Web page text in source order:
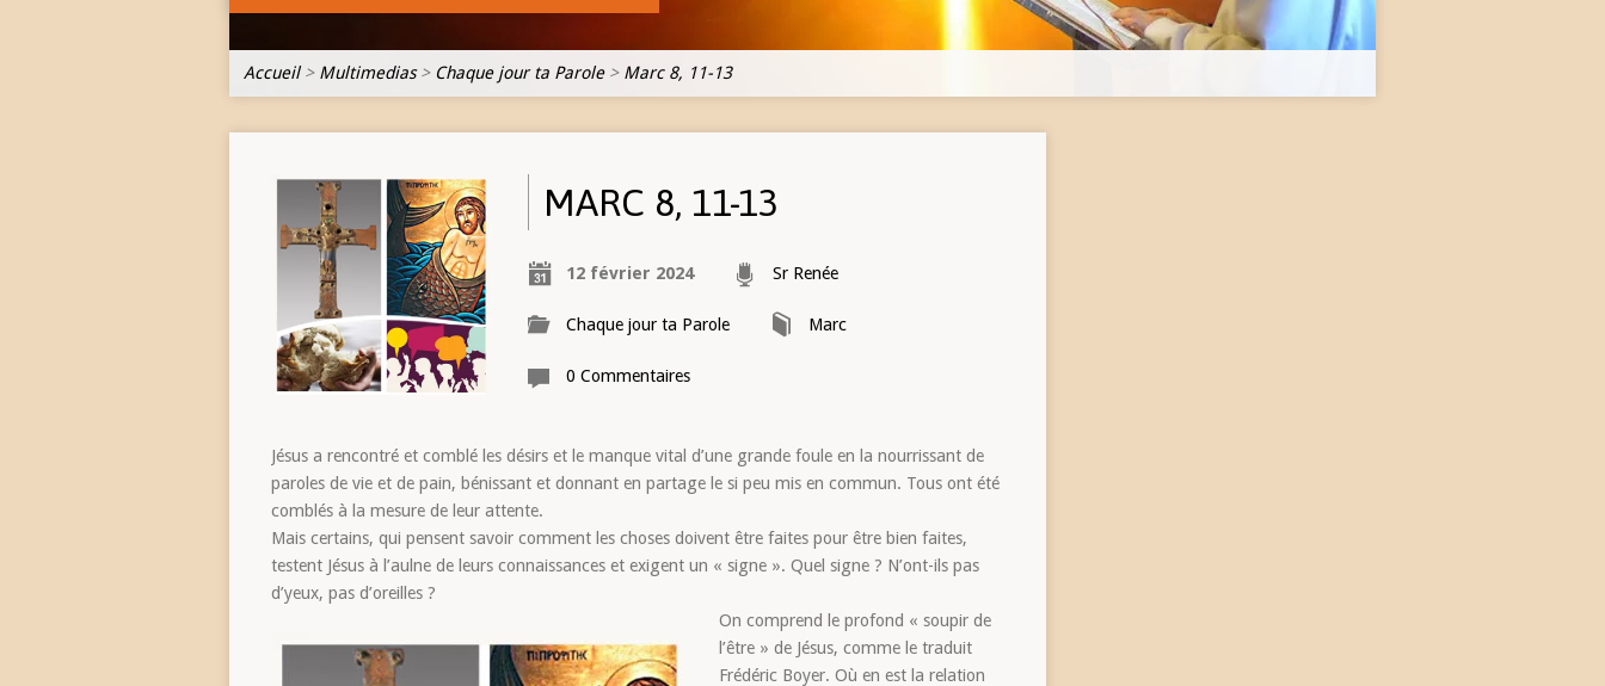
Accueil> Multimedias> Chaque jour ta Parole> Marc 8, 11-13
MARC 8, 11-13
12 février 2024 Sr Renée
Chaque jour ta Parole Marc
0 Commentaires
Jésus a rencontré et comblé les désirs et le manque vital d’une grande foule en la nourrissant de
paroles de vie et de pain, bénissant et donnant en partage le si peu mis en commun. Tous ont été
comblés à la mesure de leur attente.
Mais certains, qui pensent savoir comment les choses doivent être faites pour être bien faites,
testent Jésus à l’aulne de leurs connaissances et exigent un « signe ». Quel signe ? N’ont-ils pas
d’yeux, pas d’oreilles ?
On comprend le profond « soupir de
l’être » de Jésus, comme le traduit
Frédéric Boyer. Où en est la relation